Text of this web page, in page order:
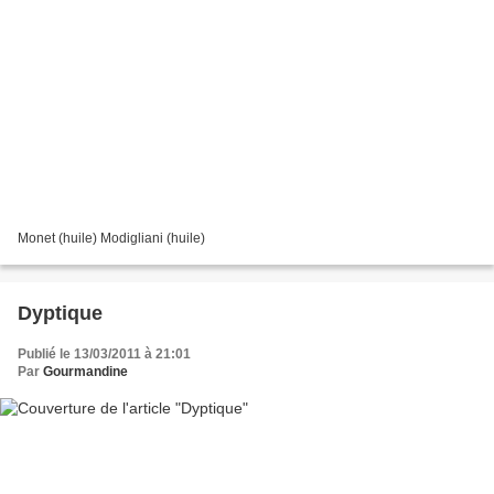
Monet (huile) Modigliani (huile)
Dyptique
Publié le 13/03/2011 à 21:01
Par Gourmandine